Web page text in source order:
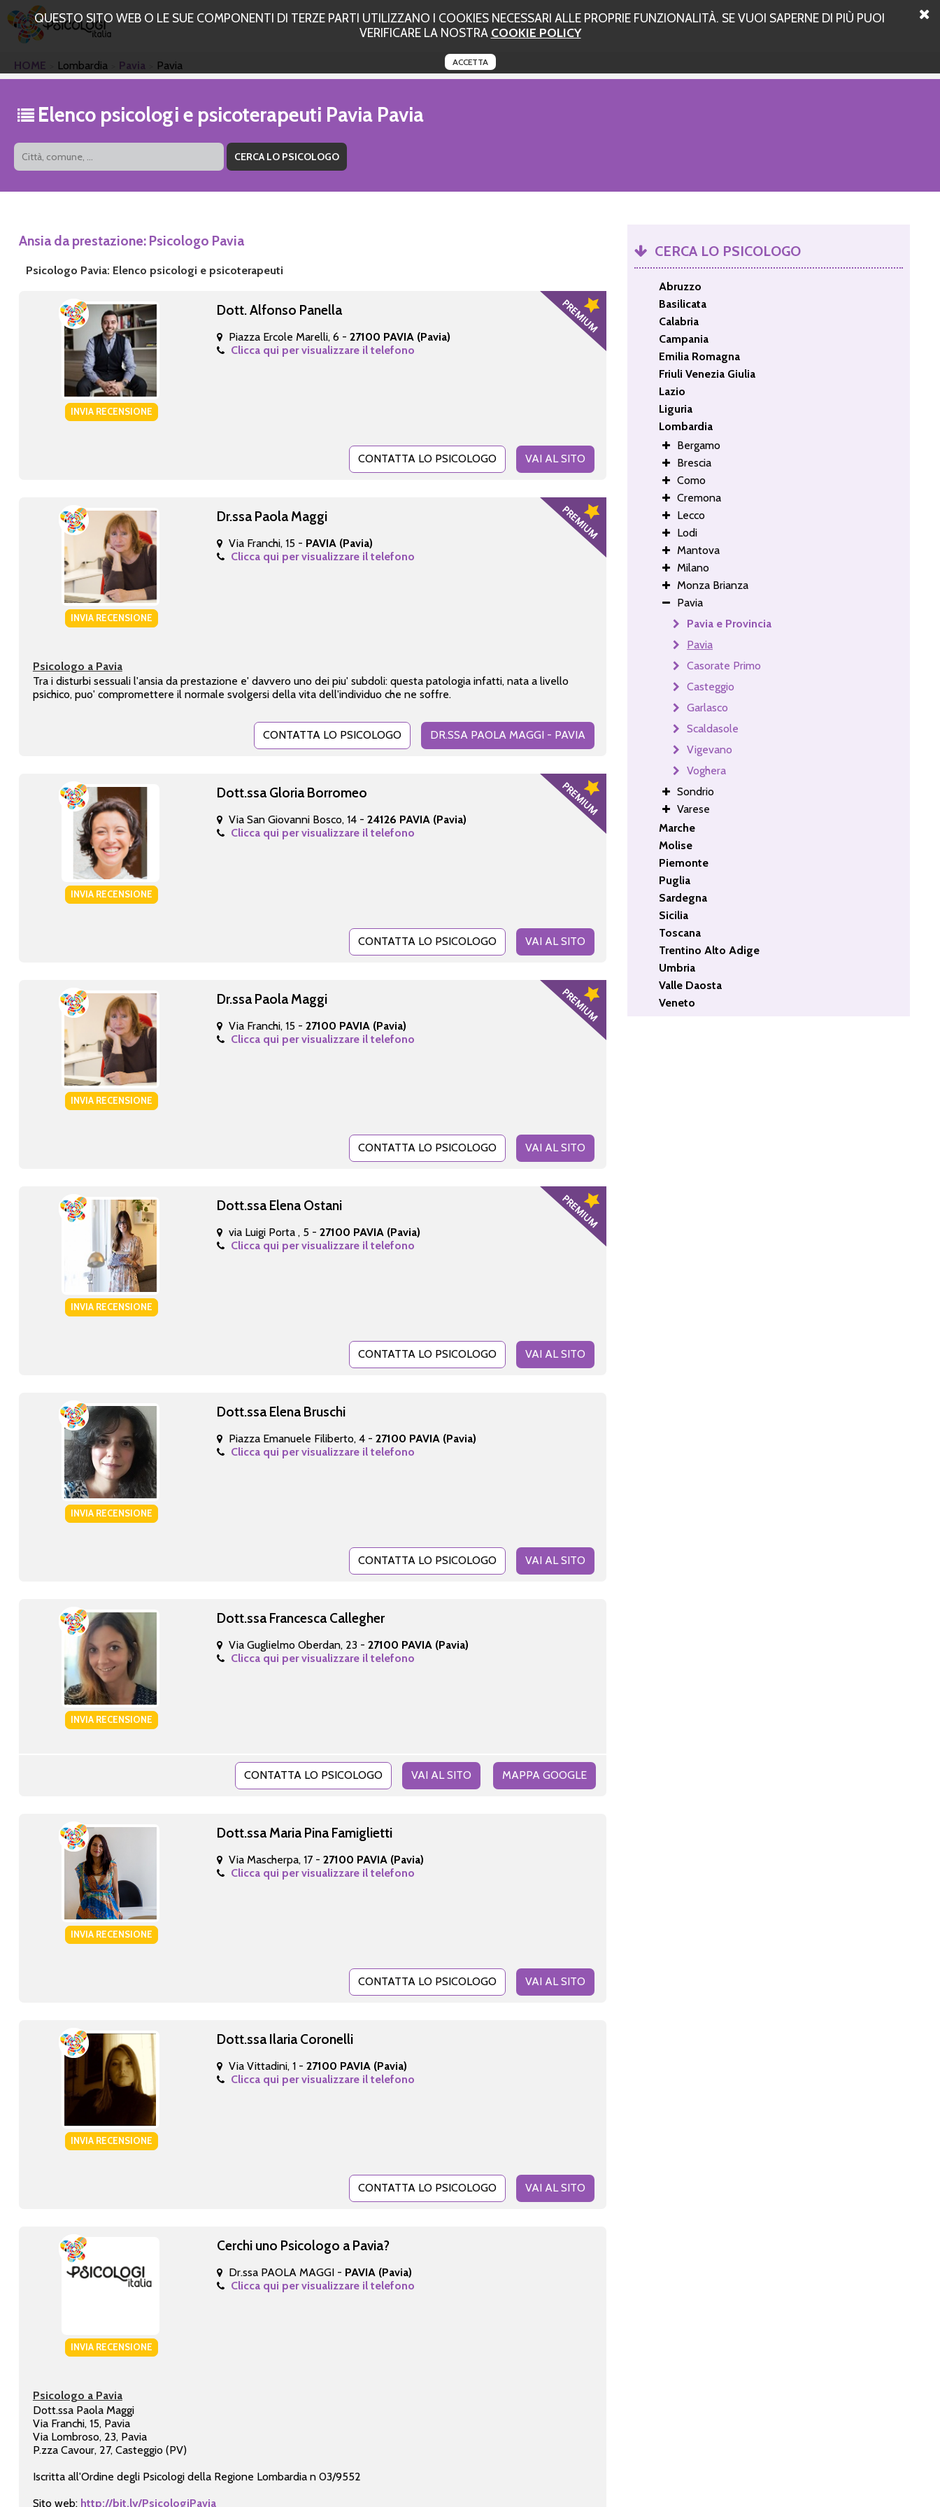
QUESTO SITO WEB O LE SUE COMPONENTI DI TERZE PARTI UTILIZZANO I COOKIES NECESSARI ALLE PROPRIE FUNZIONALITÀ. SE VUOI SAPERNE DI PIÙ PUOI
VERIFICARE LA NOSTRA COOKIE POLICY
ACCETTA
HOME Lombardia Pavia Pavia
Elenco psicologi e psicoterapeuti Pavia Pavia
Ansia da prestazione: Psicologo Pavia
Psicologo Pavia: Elenco psicologi e psicoterapeuti
INVIA RECENSIONE
Dott. Alfonso Panella
Piazza Ercole Marelli, 6 -27100 PAVIA (Pavia)
Clicca qui per visualizzare il telefono
CONTATTA LO PSICOLOGO VAI AL SITO
INVIA RECENSIONE
Dr.ssa Paola Maggi
Via Franchi, 15 - PAVIA (Pavia)
Clicca qui per visualizzare il telefono
Psicologo a Pavia
Tra i disturbi sessuali l'ansia da prestazione e' davvero uno dei piu' subdoli: questa patologia infatti, nata a livello
psichico, puo' compromettere il normale svolgersi della vita dell'individuo che ne soffre.
CONTATTA LO PSICOLOGO DR.SSA PAOLA MAGGI - PAVIA
INVIA RECENSIONE
Dott.ssa Gloria Borromeo
Via San Giovanni Bosco, 14 -24126 PAVIA (Pavia)
Clicca qui per visualizzare il telefono
CONTATTA LO PSICOLOGO VAI AL SITO
INVIA RECENSIONE
Dr.ssa Paola Maggi
Via Franchi, 15 -27100 PAVIA (Pavia)
Clicca qui per visualizzare il telefono
CONTATTA LO PSICOLOGO VAI AL SITO
INVIA RECENSIONE
Dott.ssa Elena Ostani
via Luigi Porta , 5 -27100 PAVIA (Pavia)
Clicca qui per visualizzare il telefono
CONTATTA LO PSICOLOGO VAI AL SITO
INVIA RECENSIONE
Dott.ssa Elena Bruschi
Piazza Emanuele Filiberto, 4 -27100 PAVIA (Pavia)
Clicca qui per visualizzare il telefono
CONTATTA LO PSICOLOGO VAI AL SITO
INVIA RECENSIONE
Dott.ssa Francesca Callegher
Via Guglielmo Oberdan, 23 -27100 PAVIA (Pavia)
Clicca qui per visualizzare il telefono
MAPPA GOOGLE
CONTATTA LO PSICOLOGO VAI AL SITO
INVIA RECENSIONE
Dott.ssa Maria Pina Famiglietti
Via Mascherpa, 17 -27100 PAVIA (Pavia)
Clicca qui per visualizzare il telefono
CONTATTA LO PSICOLOGO VAI AL SITO
INVIA RECENSIONE
Dott.ssa Ilaria Coronelli
Via Vittadini, 1 -27100 PAVIA (Pavia)
Clicca qui per visualizzare il telefono
CONTATTA LO PSICOLOGO VAI AL SITO
INVIA RECENSIONE
Cerchi uno Psicologo a Pavia?
Dr.ssa PAOLA MAGGI - PAVIA (Pavia)
Clicca qui per visualizzare il telefono
Psicologo a Pavia
Dott.ssa Paola Maggi
Via Franchi, 15, Pavia
Via Lombroso, 23, Pavia
P.zza Cavour, 27, Casteggio (PV)
Iscritta all'Ordine degli Psicologi della Regione Lombardia n 03/9552
Sito web: http://bit.ly/PsicologiPavia
CERCA LO PSICOLOGO
Abruzzo
Basilicata
Calabria
Campania
Emilia Romagna
Friuli Venezia Giulia
Lazio
Liguria
Lombardia
Bergamo
Brescia
Como
Cremona
Lecco
Lodi
Mantova
Milano
Monza Brianza
Pavia
Pavia e Provincia
Pavia
Casorate Primo
Casteggio
Garlasco
Scaldasole
Vigevano
Voghera
Sondrio
Varese
Marche
Molise
Piemonte
Puglia
Sardegna
Sicilia
Toscana
Trentino Alto Adige
Umbria
Valle Daosta
Veneto